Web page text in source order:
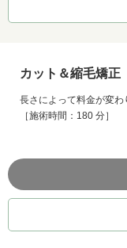
カット＆縮毛矯正
長さによって料金が変わ
［施術時間：180 分］